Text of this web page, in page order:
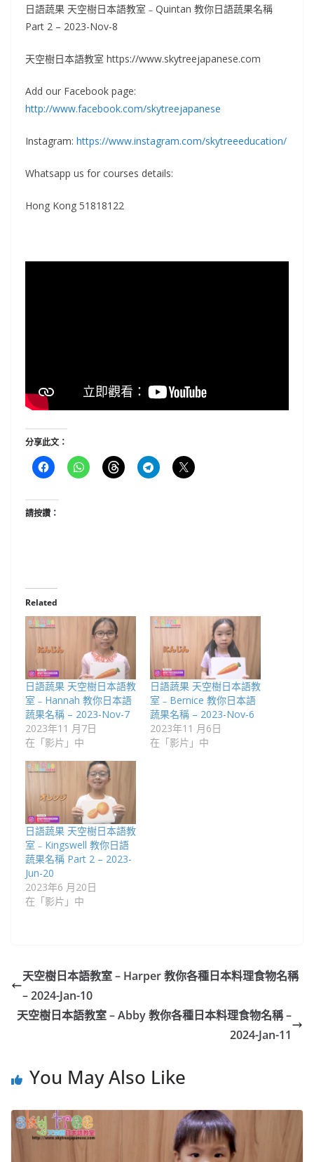
日語蔬果 天空樹日本語教室﹣Quintan 教你日語蔬果名稱
Part 2 – 2023-Nov-8
天空樹日本語教室 https://www.skytreejapanese.com
Add our Facebook page:
http://www.facebook.com/skytreejapanese
Instagram: https://www.instagram.com/skytreeeducation/
Whatsapp us for courses details:
Hong Kong 51818122
分享此文：
請按讚：
Related
日語蔬果 天空樹日本語教
室﹣Hannah 教你日本語
蔬果名稱 – 2023-Nov-7
2023年11 月7日
在「影片」中
日語蔬果 天空樹日本語教
室﹣Bernice 教你日本語
蔬果名稱 – 2023-Nov-6
2023年11 月6日
在「影片」中
日語蔬果 天空樹日本語教
室﹣Kingswell 教你日語
蔬果名稱 Part 2 – 2023-
Jun-20
2023年6 月20日
在「影片」中
天空樹日本語教室 – Harper 教你各種日本料理食物名稱
– 2024-Jan-10
天空樹日本語教室 – Abby 教你各種日本料理食物名稱 –
2024-Jan-11
You May Also Like